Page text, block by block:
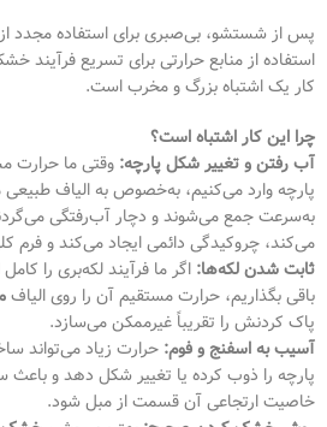
پس از شستشو، بی‌صبری برای استفاده مجدد
استفاده از منابع حرارتی برای تسریع
کار یک اشتباه بزرگ و مخرب است.
چرا این کار اشتباه است؟
آب رفتن و تغییر شکل پارچه: وقتی ما حرارت
پارچه وارد می‌کنیم، به‌خصوص به الیاف طبیعی
به‌سرعت جمع می‌شوند و دچار آب‌رفتگی
می‌کند، چروکیدگی دائمی ایجاد می‌کند و فرم
ثابت شدن لکه‌ها: اگر ما فرآیند لکه‌بری را
باقی بگذاریم، حرارت مستقیم آن را روی الیاف
پاک کردنش را تقریباً غیرممکن می‌سازد.
آسیب به اسفنج و فوم: حرارت زیاد می‌تواند
پارچه را ذوب کرده یا تغییر شکل دهد و
خاصیت ارتجاعی آن قسمت از مبل شود.